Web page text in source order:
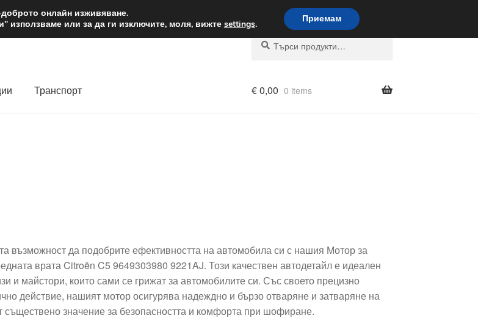
Доставка по целия свят
Търсене
Търсене
Транспорт €0,00 0 items
възможност да подобрите ефективността на автомобила си с нашия Мотор за
врата Citroën C5 9649303980 9221AJ. Този качествен автодетайл е идеален
и майстори, които сами се грижат за автомобилите си. Със своето прецизно
действие, нашият мотор осигурява надеждно и бързо отваряне и затваряне на
съществено значение за безопасността и комфорта при шофиране.
онлайн изживяване.
използваме или за да ги изключите, моля, вижте settings. Приемам